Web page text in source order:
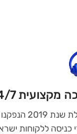
מקצועית 24/7
מתחילת
כניסה ללקוחות